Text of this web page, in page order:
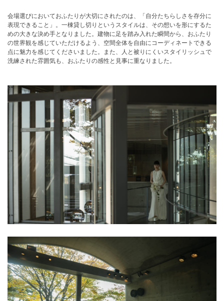
会場選びにおいておふたりが大切にされたのは、「自分たちらしさを存分に
表現できること」。一棟貸し切りというスタイルは、その想いを形にするた
めの大きな決め手となりました。建物に足を踏み入れた瞬間から、おふたり
の世界観を感じていただけるよう、空間全体を自由にコーディネートできる
点に魅力を感じてくださいました。また、人と被りにくいスタイリッシュで
洗練された雰囲気も、おふたりの感性と見事に重なりました。